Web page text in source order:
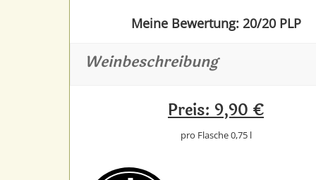
Meine Bewertung: 20/20 PLP
Weinbeschreibung
Preis: 9,90 €
pro Flasche 0,75 l